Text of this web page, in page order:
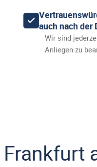
auch nach der
Wir sind
Anliegen zu
Frankfurt